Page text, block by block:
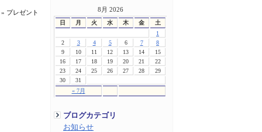
8月 2026
日 月 火 水 木 金 土
« 7月
1
2
3 4 5 6 7
8
9
10 11 12 13 14
15
16
17 18 19 20 21
22
23
24 25 26 27 28
29
30
31
ブログカテゴリ
お知らせ
» プレゼント